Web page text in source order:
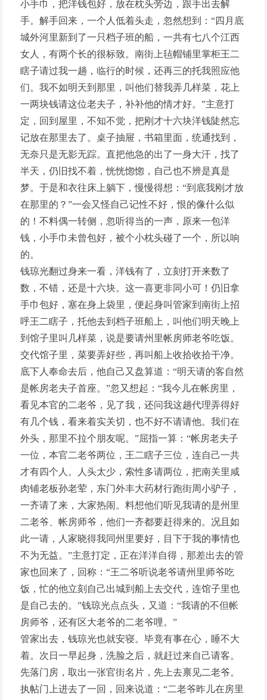
小手巾，把洋钱包好，放在枕头旁边，跟手出去解
手。解手回来，一个人低着头走，忽然想到：“四月底
城外河里新到了一只档子班的船，一共有七八个江西
女人，有两个长的很标致。南街上毡帽铺里掌柜王二
瞎子请过我一趟，临行的时候，还再三的托我照应他
们。我不如明天到那里，叫他们替我弄几样菜，花上
一两块钱请这位老夫子，补补他的情才好。”主意打
定，回到屋里，不知不觉，把刚才十六块洋钱陡然忘
记放在那里去了。桌子抽屉，书箱里面，统通找到，
无奈只是无影无踪。直把他急的出了一身大汗，找了
半天，仍旧找不着，恍恍惚惚，自己也不辨是真是
梦。于是和衣往床上躺下，慢慢得想：“到底我刚才放
在那里的？”一会又怪自己记性不好，恨的像什么似
的！不料偶一转侧，忽听得当的一声，原来一包洋
钱，小手巾未曾包好，被个小枕头碰了一个，所以响
的。
钱琼光翻过身来一看，洋钱有了，立刻打开来数了
数，不错，还是十六块。这一喜更非同小可！仍旧拿
手巾包好，塞在身上袋里，便起身叫管家到南街上招
呼王二瞎子，托他去到档子班船上，叫他们明天晚上
到馆子里叫几样菜，说是要请州里帐房师老爷吃饭。
交代馆子里，菜要弄好些，再叫船上收拾收拾干净。
底下人奉命去后，他自己又盘算道：“明天请的客自然
是帐房老夫子首座。”忽又想起：“我今儿在帐房里，
看见本官的二老爷，见了我，还问我这趟代理弄得好
有几个钱，看来着实关切，也不好不请请他。我们在
外头，那里不拉个朋友呢。”屈指一算：“帐房老夫子
一位，本官二老爷两位，王二瞎子三位，连自己一共
才有四个人。人头太少，索性多请两位，把南关里咸
肉铺老板孙老荤，东门外丰大药材行跑街周小驴子，
一齐请了来，大家热闹。料想他们听见我请的是州里
二老爷、帐房师爷，他们一齐都要赶得来的。况且如
此一请，人家晓得我同州里要好，目下于我的事情也
不为无益。”主意打定，正在洋洋自得，那差出去的管
家也回来了，回称：“王二爷听说老爷请州里师爷吃
饭，忙的他立刻自己出城到船上去交代，连馆子里也
是自己去的。”钱琼光点点头，又道：“我请的不但帐
房师爷，还有区大老爷的二老爷哩。”
管家出去，钱琼光也就安寝。毕竟有事在心，睡不大
着。次日一早起身，洗脸之后，就赶过来自己请客。
先落门房，取出一张官街名片，先上去禀见二老爷。
执帖门上进去了一回，回来说道：“二老爷昨儿在房里